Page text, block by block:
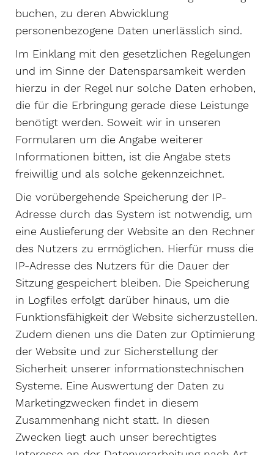
buchen, zu deren Abwicklung
personenbezogene Daten unerlässlich sind.
Im Einklang mit den gesetzlichen Regelungen
und im Sinne der Datensparsamkeit werden
hierzu in der Regel nur solche Daten erhoben,
die für die Erbringung gerade diese Leistunge
benötigt werden. Soweit wir in unseren
Formularen um die Angabe weiterer
Informationen bitten, ist die Angabe stets
freiwillig und als solche gekennzeichnet.
Die vorübergehende Speicherung der IP-
Adresse durch das System ist notwendig, um
eine Auslieferung der Website an den Rechner
des Nutzers zu ermöglichen. Hierfür muss die
IP-Adresse des Nutzers für die Dauer der
Sitzung gespeichert bleiben. Die Speicherung
in Logfiles erfolgt darüber hinaus, um die
Funktionsfähigkeit der Website sicherzustellen.
Zudem dienen uns die Daten zur Optimierung
der Website und zur Sicherstellung der
Sicherheit unserer informationstechnischen
Systeme. Eine Auswertung der Daten zu
Marketingzwecken findet in diesem
Zusammenhang nicht statt. In diesen
Zwecken liegt auch unser berechtigtes